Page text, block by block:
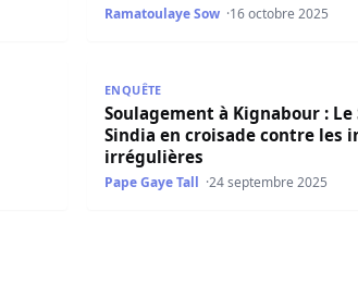
Ramatoulaye Sow 16 octobre 2025
Soulagement à Kignabour : Le
ENQUÊTE
Soulagement à Kignabour : Le
Sindia en croisade contre les
irrégulières
Pape Gaye Tall 24 septembre 2025